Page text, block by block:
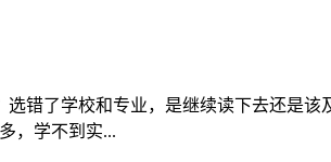
错了学校和专业，是继续读下去还是该
，学不到实...